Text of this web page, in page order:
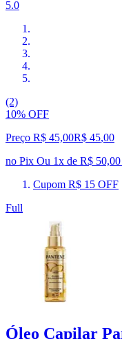
5.0
(2)
10% OFF
Preço R$ 45,00R$ 45,00
no Pix Ou 1x de R$
Cupom R$ 15 OFF
Full
Óleo Capilar